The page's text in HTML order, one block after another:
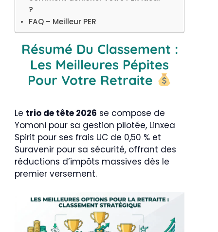
?
FAQ – Meilleur PER
Résumé Du Classement :
Les Meilleures Pépites
Pour Votre Retraite
Le trio de tête 2026 se compose de
Yomoni pour sa gestion pilotée, Linxea
Spirit pour ses frais UC de 0,50 % et
Suravenir pour sa sécurité, offrant des
réductions d’impôts massives dès le
premier versement.